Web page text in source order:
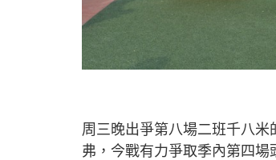
周三晚出爭第八場二班千八
弗，今戰有力爭取季內第四場